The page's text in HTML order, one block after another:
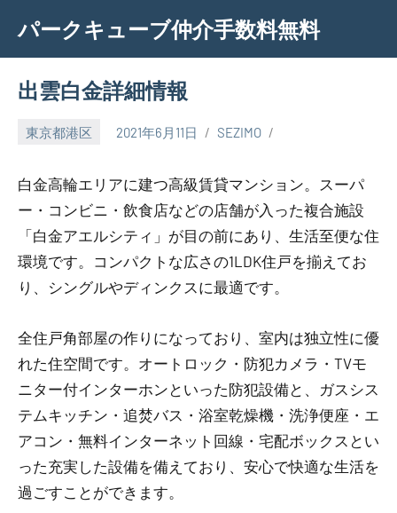
content
パークキューブ仲介手数料無料
出雲白金詳細情報
東京都港区 2021年6月11日 SEZIMO
白金高輪エリアに建つ高級賃貸マンション。スーパ
ー・コンビニ・飲食店などの店舗が入った複合施設
「白金アエルシティ」が目の前にあり、生活至便な住
環境です。コンパクトな広さの1LDK住戸を揃えてお
り、シングルやディンクスに最適です。
全住戸角部屋の作りになっており、室内は独立性に優
れた住空間です。オートロック・防犯カメラ・TVモ
ニター付インターホンといった防犯設備と、ガスシス
テムキッチン・追焚バス・浴室乾燥機・洗浄便座・エ
アコン・無料インターネット回線・宅配ボックスとい
った充実した設備を備えており、安心で快適な生活を
過ごすことができます。